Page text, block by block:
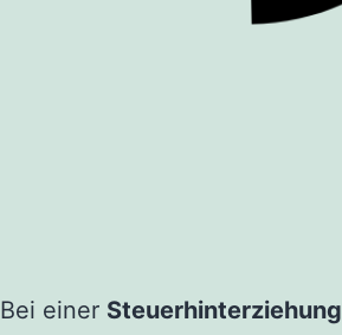
Bei einer Steuerhinterziehung